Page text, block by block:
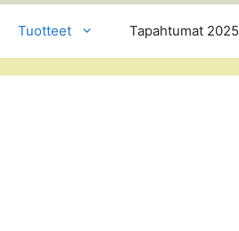
Tuotteet Tapahtumat 2025